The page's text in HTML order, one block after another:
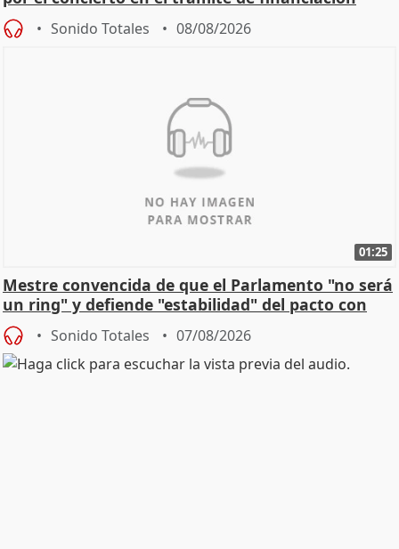
Sonido Totales 08/08/2026
01:25
Mestre convencida de que el Parlamento "no será
un ring" y defiende "estabilidad" del pacto con
Vox
Sonido Totales 07/08/2026